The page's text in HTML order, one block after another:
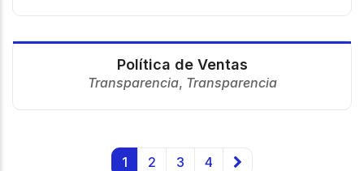
Política de Ventas
Transparencia, Transparencia
1 2 3 4